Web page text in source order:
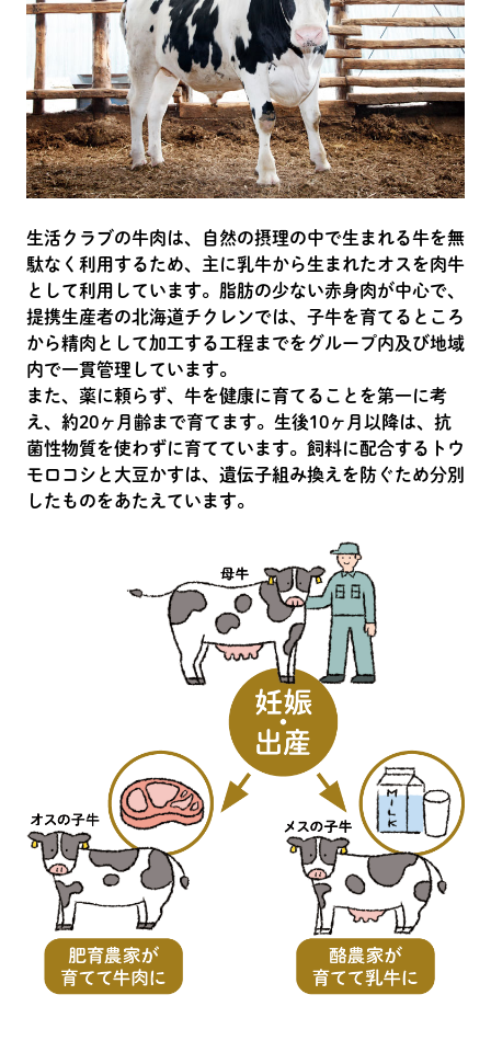
生活クラブの牛肉は、自然の摂理の中で生まれる牛を無
駄なく利用するため、主に乳牛から生まれたオスを肉牛
として利用しています。脂肪の少ない赤身肉が中心で、
提携生産者の北海道チクレンでは、子牛を育てるところ
から精肉として加工する工程までをグループ内及び地域
内で一貫管理しています。
また、薬に頼らず、牛を健康に育てることを第一に考
え、約20ヶ月齢まで育てます。生後10ヶ月以降は、抗
菌性物質を使わずに育てています。飼料に配合するトウ
モロコシと大豆かすは、遺伝子組み換えを防ぐため分別
したものをあたえています。